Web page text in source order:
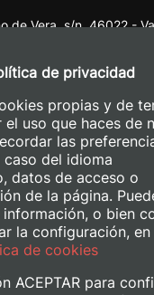
de Vera, s/n. 46022 -
+34 620 04 00 50
de privacidad
propias y de
el uso que haces de
las
caso del idioma
datos de acceso o
de la página.
o bien
la configuración, en
de cookies
ACEPTAR para